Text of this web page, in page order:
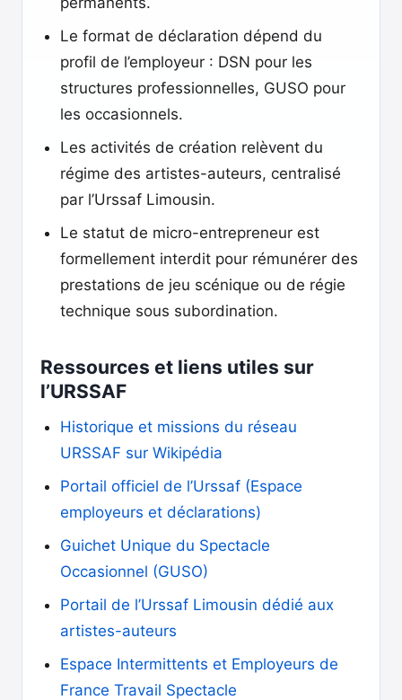
Le format de déclaration dépend du
profil de l’employeur : DSN pour les
structures professionnelles, GUSO pour
les occasionnels.
Les activités de création relèvent du
régime des artistes-auteurs, centralisé
par l’Urssaf Limousin.
Le statut de micro-entrepreneur est
formellement interdit pour rémunérer des
prestations de jeu scénique ou de régie
technique sous subordination.
Ressources et liens utiles sur
l’URSSAF
Historique et missions du réseau
URSSAF sur Wikipédia
Portail officiel de l’Urssaf (Espace
employeurs et déclarations)
Guichet Unique du Spectacle
Occasionnel (GUSO)
Portail de l’Urssaf Limousin dédié aux
artistes-auteurs
Espace Intermittents et Employeurs de
France Travail Spectacle